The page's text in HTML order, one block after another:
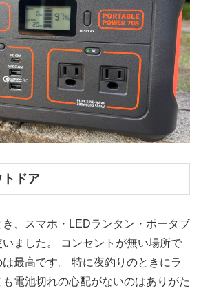
ドア
、スマホ・LEDランタン・ポータブ
ました。 コンセントが無い場所で
最高です。 特に夜釣りのときにラ
電池切れの心配がないのはありがた